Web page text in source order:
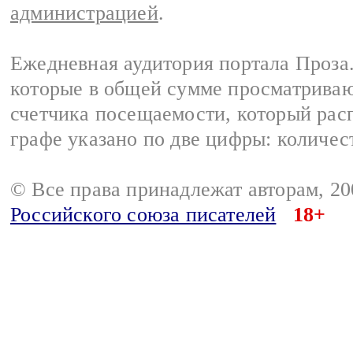
администрацией.
Ежедневная аудитория портала
которые в общей сумме
счетчика посещаемости, который
графе указано по две цифры:
© Все права принадлежат авторам,
Российского союза писателей
18+